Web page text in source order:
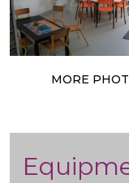
MORE